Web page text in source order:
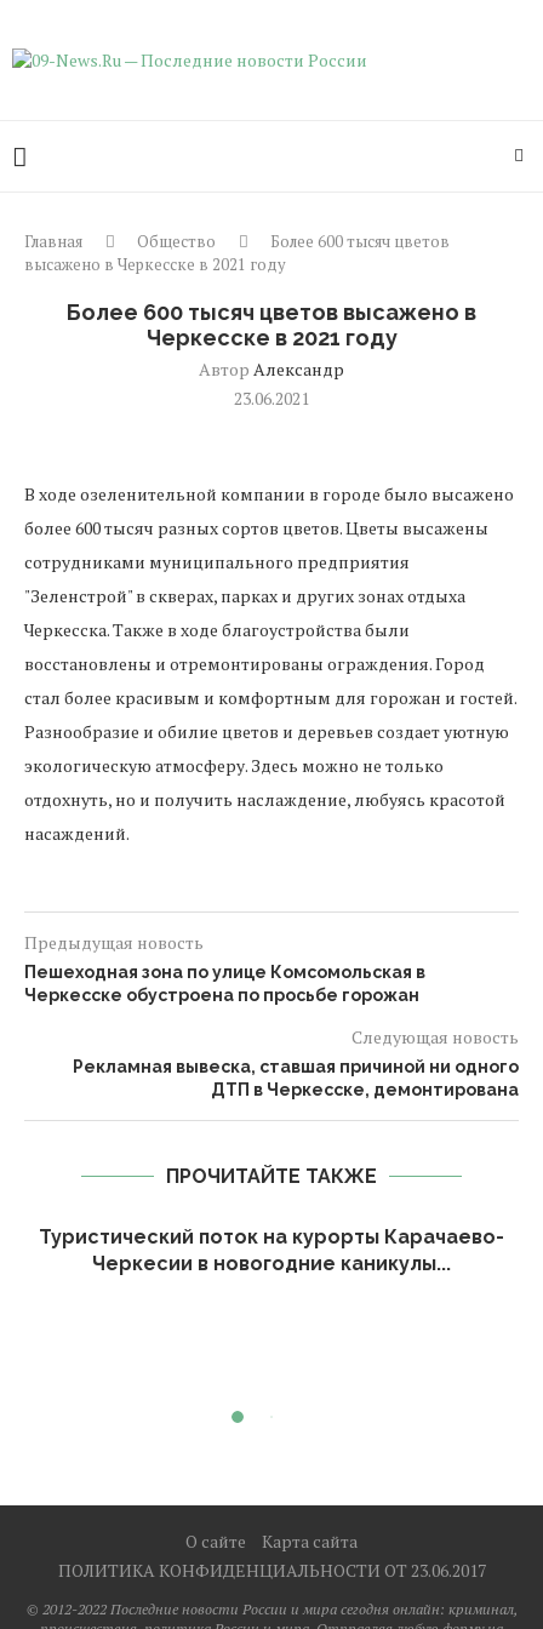
Главная Общество
Более 600 тысяч цветов
высажено в Черкесске в 2021 году
Более 600 тысяч цветов высажено в
Черкесске в 2021 году
Автор Александр
23.06.2021
В ходе озеленительной компании в городе было высажено
более 600 тысяч разных сортов цветов. Цветы высажены
сотрудниками муниципального предприятия
"Зеленстрой" в скверах, парках и других зонах отдыха
Черкесска. Также в ходе благоустройства были
восстановлены и отремонтированы ограждения. Город
стал более красивым и комфортным для горожан и гостей.
Разнообразие и обилие цветов и деревьев создает уютную
экологическую атмосферу. Здесь можно не только
отдохнуть, но и получить наслаждение, любуясь красотой
насаждений.
Предыдущая новость
Пешеходная зона по улице Комсомольская в
Черкесске обустроена по просьбе горожан
Следующая новость
Рекламная вывеска, ставшая причиной ни одного
ДТП в Черкесске, демонтирована
ПРОЧИТАЙТЕ ТАКЖЕ
Туристический поток на курорты Карачаево-
Черкесии в новогодние каникулы...
О сайте
Карта сайта
ПОЛИТИКА КОНФИДЕНЦИАЛЬНОСТИ ОТ 23.06.2017
© 2012-2022 Последние новости России и мира сегодня онлайн: криминал,